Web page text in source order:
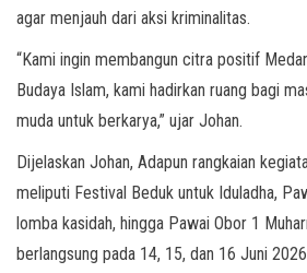
agar menjauh dari aksi kriminalitas.
“Kami ingin membangun citra positif
Budaya Islam, kami hadirkan ruang bagi
muda untuk berkarya,” ujar Johan.
Dijelaskan Johan, Adapun rangkaian
meliputi Festival Beduk untuk Iduladha,
lomba kasidah, hingga Pawai Obor 1
berlangsung pada 14, 15, dan 16 Juni